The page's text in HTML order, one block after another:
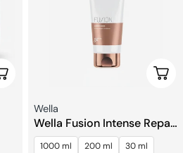
Choisissez Les Options
Fournisseur:
Wella
Wella Fusion Intense Repair
Après-Shampooing
1000 ml 200 ml 30 ml